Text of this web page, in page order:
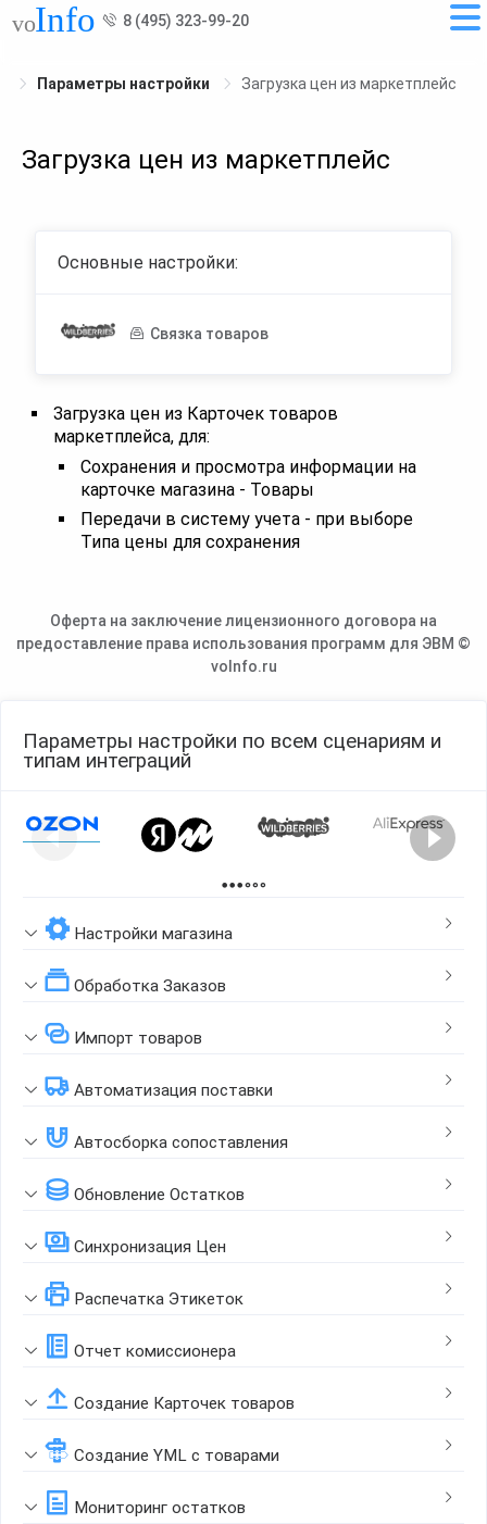
8 (495) 323-99-20
Параметры настройки Загрузка цен из маркетплейс
Загрузка цен из маркетплейс
Основные настройки:
Связка товаров
Загрузка цен из Карточек товаров
маркетплейса, для:
Сохранения и просмотра информации на
карточке магазина - Товары
Передачи в систему учета - при выборе
Типа цены для сохранения
Оферта на заключение лицензионного договора на
предоставление права использования программ для ЭВМ ©
voInfo.ru
Параметры настройки по всем сценариям и
типам интеграций
Настройки магазина
Обработка Заказов
Импорт товаров
Автоматизация поставки
Автосборка сопоставления
Обновление Остатков
Синхронизация Цен
Распечатка Этикеток
Отчет комиссионера
Создание Карточек товаров
Создание YML с товарами
Мониторинг остатков